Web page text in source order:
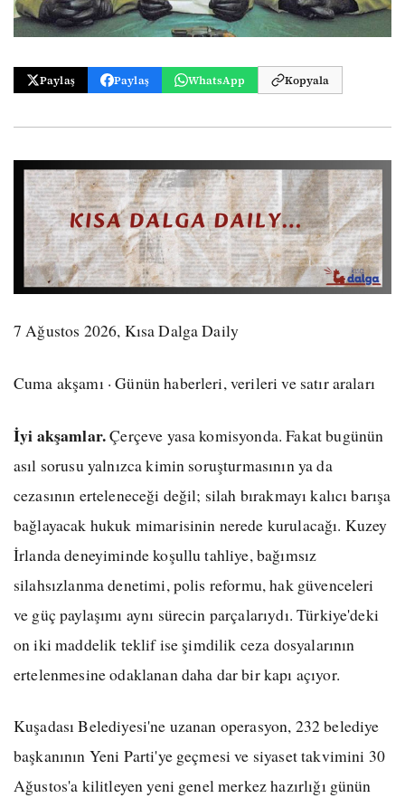
Paylaş Paylaş WhatsApp Kopyala
7 Ağustos 2026, Kısa Dalga Daily
Cuma akşamı · Günün haberleri, verileri ve satır araları
İyi akşamlar.Çerçeve yasa komisyonda. Fakat bugünün
asıl sorusu yalnızca kimin soruşturmasının ya da
cezasının erteleneceği değil; silah bırakmayı kalıcı barışa
bağlayacak hukuk mimarisinin nerede kurulacağı. Kuzey
İrlanda deneyiminde koşullu tahliye, bağımsız
silahsızlanma denetimi, polis reformu, hak güvenceleri
ve güç paylaşımı aynı sürecin parçalarıydı. Türkiye'deki
on iki maddelik teklif ise şimdilik ceza dosyalarının
ertelenmesine odaklanan daha dar bir kapı açıyor.
Kuşadası Belediyesi'ne uzanan operasyon, 232 belediye
başkanının Yeni Parti'ye geçmesi ve siyaset takvimini 30
Ağustos'a kilitleyen yeni genel merkez hazırlığı günün